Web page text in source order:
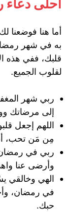
احلى
أما هنا فوضعنا
به في شهر
قلبك، ففي هذه
لقلوب الجميع.
ربي شهر
إلى مرضاتك
اللهم إجعل
مِن مَن تحب،
ربي في رمضان
وأرضى عنا
الهي وخالقي
في رمضان،
حبك.